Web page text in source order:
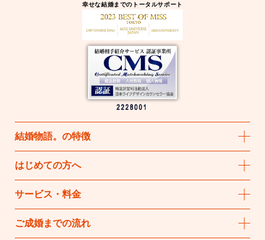
幸せな結婚までのトータルサポート
結婚物語。 の特徴
はじめての方へ
サービス・料金
ご成婚までの流れ